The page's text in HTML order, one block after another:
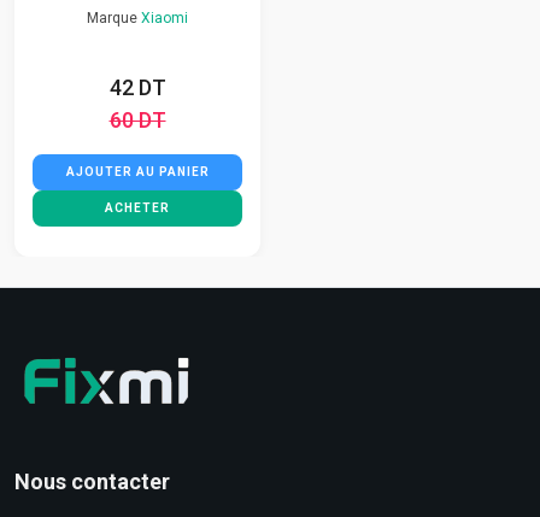
Marque Xiaomi
42 DT
60 DT
AJOUTER AU PANIER
ACHETER
Nous contacter